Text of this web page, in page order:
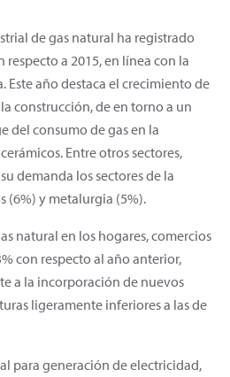
de gas natural ha registrado
a 2015, en línea con la
año destaca el crecimiento de
construcción, de en torno a un
del consumo de gas en la
Entre otros sectores,
demanda los sectores de la
(6%) y metalurgia (5%).
natural en los hogares, comercios
con respecto al año anterior,
a la incorporación de nuevos
ligeramente inferiores a las de
para generación de electricidad,